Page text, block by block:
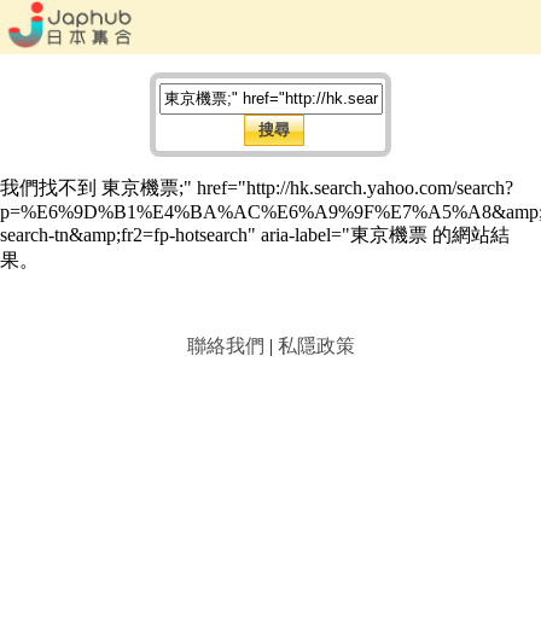
我們找不到 東京機票;" href="http://hk.search.yahoo.com/search?
search-tn&amp;fr2=fp-hotsearch" aria-label="東京機票 的網站結
果。
聯絡我們 | 私隱政策